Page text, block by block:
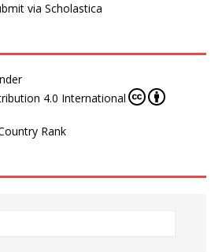
via Scholastica
4.0 International